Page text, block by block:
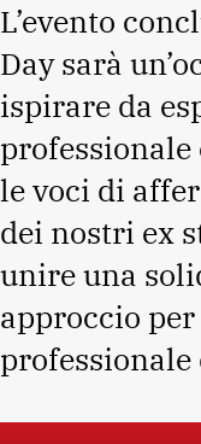
L’evento
Day sarà
ispirare da
professionale
le voci di
dei nostri ex
unire una
approccio
professionale